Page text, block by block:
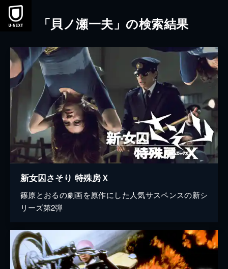
本文へスキップ
「貝ノ瀬一夫」の検索結果
新女囚さそり 特殊房Ｘ
篠原とおるの劇画を原作にした人気サスペンスの新シ
リーズ第2弾